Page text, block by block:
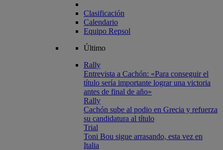
Clasificación
Calendario
Equipo Repsol
Último
Rally
Entrevista a Cachón: «Para conseguir el
título sería importante lograr una victoria
antes de final de año»
Rally
Cachón sube al podio en Grecia y refuerza
su candidatura al título
Trial
Toni Bou sigue arrasando, esta vez en
Italia